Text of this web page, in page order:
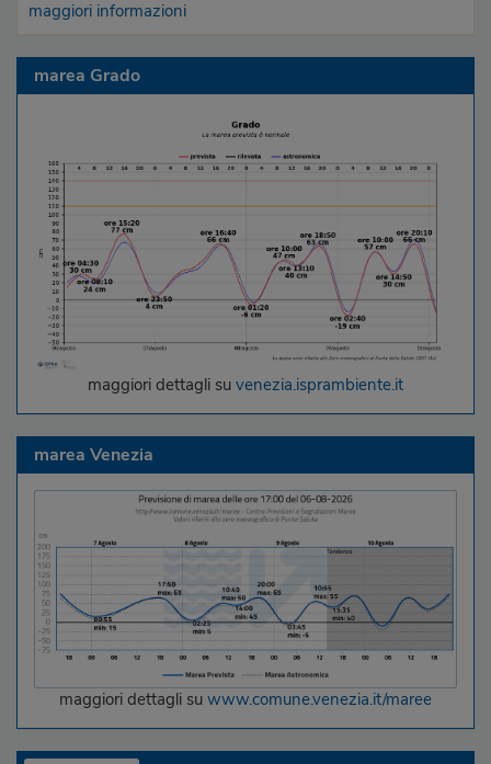
maggiori informazioni
marea Grado
maggiori dettagli su venezia.isprambiente.it
marea Venezia
maggiori dettagli su www.comune.venezia.it/maree